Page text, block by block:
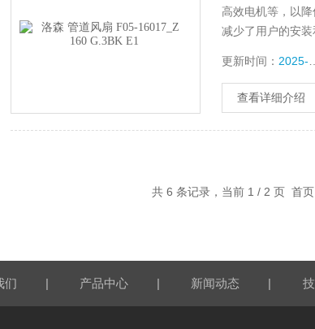
高效电机等，以
减少了用户的安装
更新时间： 2025-06-08
查看详细介绍
共 6 条记录，当前 1 / 2 页 首
们 | 产品中心 | 新闻动态 |